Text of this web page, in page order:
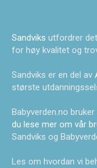
Sandviks utfordrer
for høy kvalitet og
Sandviks er en del av
største
Babyverden.no
du lese mer om vår
Sandviks og
Les om hvordan vi